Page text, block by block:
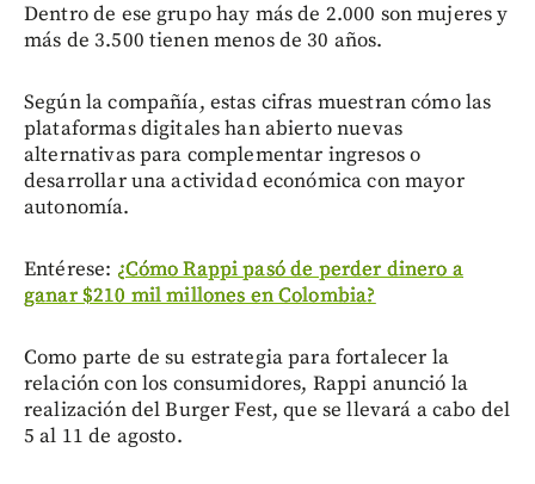
Dentro de ese grupo hay más de 2.000 son mujeres y
más de 3.500 tienen menos de 30 años.
Según la compañía, estas cifras muestran cómo las
plataformas digitales han abierto nuevas
alternativas para complementar ingresos o
desarrollar una actividad económica con mayor
autonomía.
Entérese: ¿Cómo Rappi pasó de perder dinero a
ganar $210 mil millones en Colombia?
Como parte de su estrategia para fortalecer la
relación con los consumidores, Rappi anunció la
realización del Burger Fest, que se llevará a cabo del
5 al 11 de agosto.